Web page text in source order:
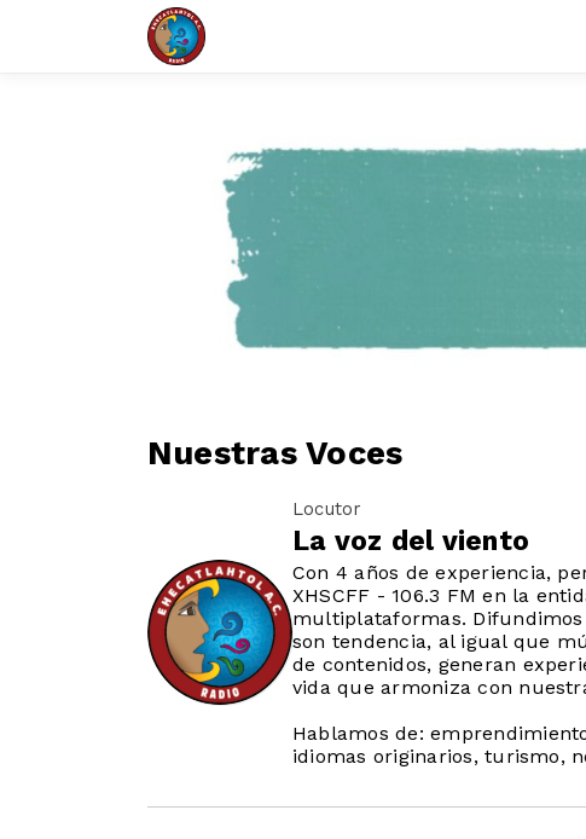
Nuestras Voces
Locutor
La voz del viento
Con 4 años de experiencia,
XHSCFF - 106.3 FM en la
multiplataformas.
son tendencia, al igual que
de contenidos, generan
vida que armoniza con
Hablamos de:
idiomas originarios, turismo,